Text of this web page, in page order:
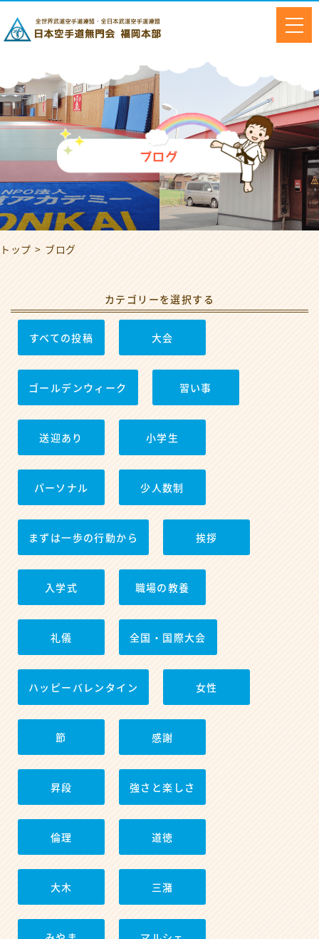
ブログ
トップ ブログ
カテゴリーを選択する
すべての投稿 大会
ゴールデンウィーク 習い事
送迎あり 小学生
パーソナル 少人数制
まずは一歩の行動から 挨拶
入学式 職場の教養
礼儀 全国・国際大会
ハッピーバレンタイン 女性
節 感謝
昇段 強さと楽しさ
倫理 道徳
大木 三潴